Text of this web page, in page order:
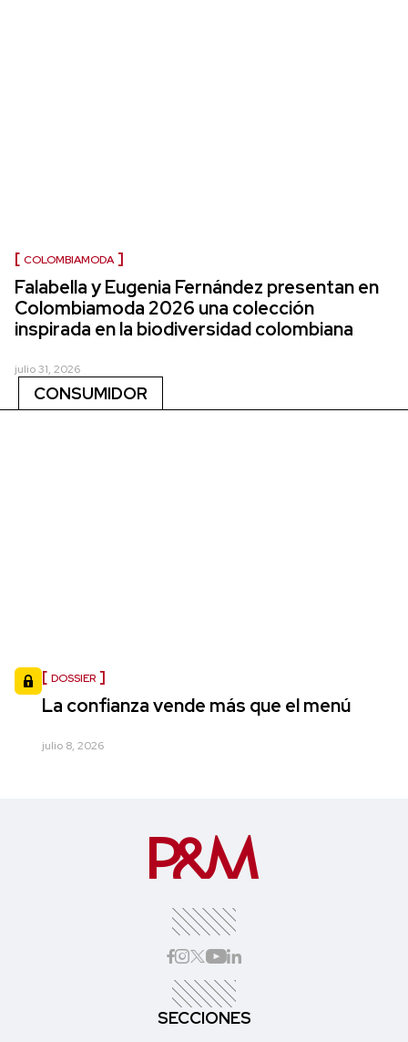
COLOMBIAMODA
Falabella y Eugenia Fernández presentan en
Colombiamoda 2026 una colección
inspirada en la biodiversidad colombiana
julio 31, 2026
CONSUMIDOR
DOSSIER
La confianza vende más que el menú
julio 8, 2026
SECCIONES